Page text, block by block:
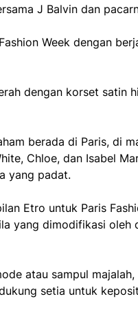
J Balvin dan
Week dengan
dengan korset satin
berada di Paris, di
Chloe, dan Isabel
yang padat.
Etro untuk Paris
yang dimodifikasi oleh
atau sampul
setia untuk